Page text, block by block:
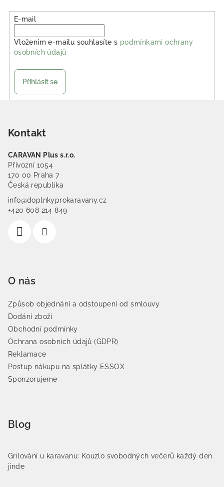
E-mail
Vložením e-mailu souhlasíte s podmínkami ochrany
osobních údajů
Přihlásit se
Kontakt
CARAVAN Plus s.r.o.
Přívozní 1054
170 00 Praha 7
Česká republika
info@doplnkyprokaravany.cz
+420 608 214 849
O nás
Způsob objednání a odstoupení od smlouvy
Dodání zboží
Obchodní podmínky
Ochrana osobních údajů (GDPR)
Reklamace
Postup nákupu na splátky ESSOX
Sponzorujeme
Blog
Grilování u karavanu: Kouzlo svobodných večerů každý den
jinde